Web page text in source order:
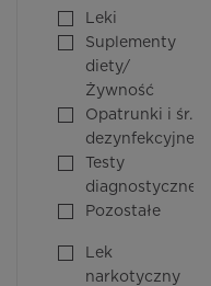
Leki
Suplementy
diety/
Żywność
Opatrunki i śr.
dezynfekcyjne
Testy
diagnostyczne
Pozostałe
Lek
narkotyczny